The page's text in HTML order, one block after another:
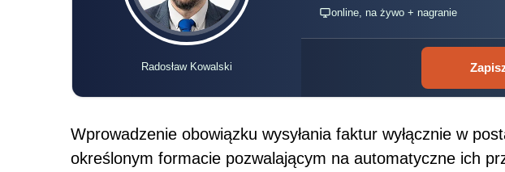
Radosław Kowalski
online, na żywo + nagranie
Wprowadzenie obowiązku wysyłania faktur wyłącznie w
określonym formacie pozwalającym na automatyczne ich